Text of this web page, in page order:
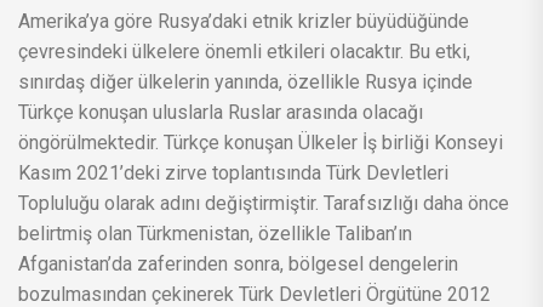
Amerika’ya göre Rusya’daki etnik krizler büyüdüğünde
çevresindeki ülkelere önemli etkileri olacaktır. Bu etki,
sınırdaş diğer ülkelerin yanında, özellikle Rusya içinde
Türkçe konuşan uluslarla Ruslar arasında olacağı
öngörülmektedir. Türkçe konuşan Ülkeler İş birliği Konseyi
Kasım 2021’deki zirve toplantısında Türk Devletleri
Topluluğu olarak adını değiştirmiştir. Tarafsızlığı daha önce
belirtmiş olan Türkmenistan, özellikle Taliban’ın
Afganistan’da zaferinden sonra, bölgesel dengelerin
bozulmasından çekinerek Türk Devletleri Örgütüne 2012